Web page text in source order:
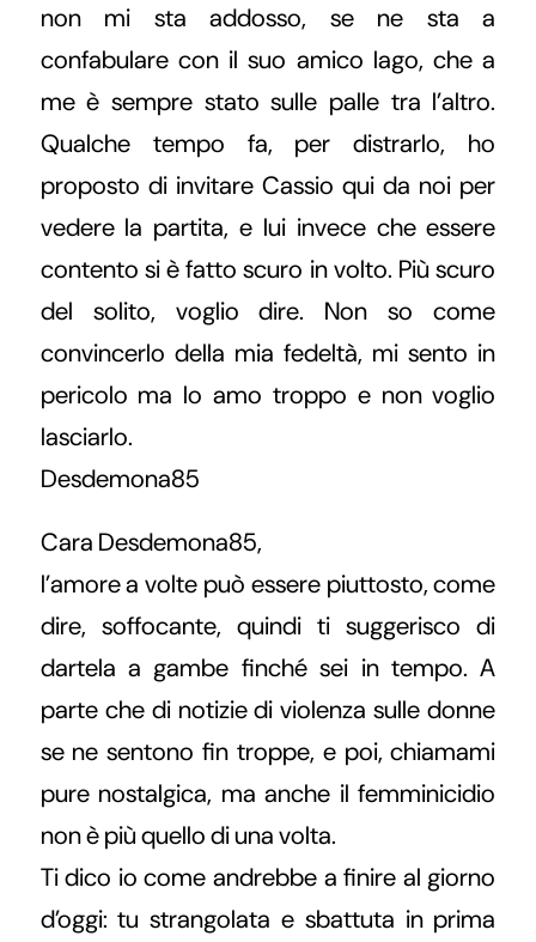
non mi sta addosso, se ne sta a
confabulare con il suo amico Iago, che a
me è sempre stato sulle palle tra l’altro.
Qualche tempo fa, per distrarlo, ho
proposto di invitare Cassio qui da noi per
vedere la partita, e lui invece che essere
contento si è fatto scuro in volto. Più scuro
del solito, voglio dire. Non so come
convincerlo della mia fedeltà, mi sento in
pericolo ma lo amo troppo e non voglio
lasciarlo.
Desdemona85
Cara Desdemona85,
l’amore a volte può essere piuttosto, come
dire, soffocante, quindi ti suggerisco di
dartela a gambe finché sei in tempo. A
parte che di notizie di violenza sulle donne
se ne sentono fin troppe, e poi, chiamami
pure nostalgica, ma anche il femminicidio
non è più quello di una volta.
Ti dico io come andrebbe a finire al giorno
d’oggi: tu strangolata e sbattuta in prima